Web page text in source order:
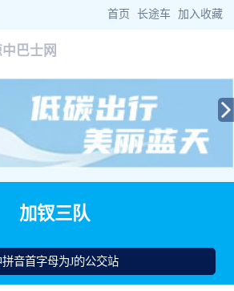
首页 长途车 加入收藏
巴士网
巴士>琼中公交> 加钗三队公交站查询
加钗三队
音首字母为J的公交站